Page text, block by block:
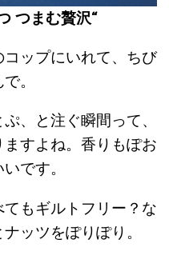
つまむ贅沢“
ップにいれて、ちび
。
、と注ぐ瞬間って、
すよね。香りもぽお
です。
もギルトフリー？な
ッツをぽりぽり。